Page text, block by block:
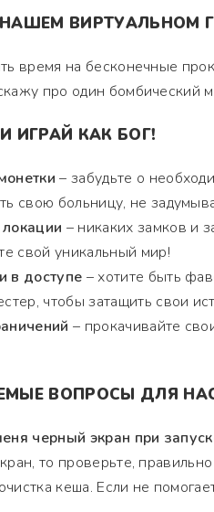
ВИРТУАЛЬНОМ
время на бесконечные
про один бомбический
ИГРАЙ КАК БОГ!
– забудьте о
свою больницу, не
– никаких замков и
свой уникальный мир!
в доступе – хотите быть
чтобы затащить свои
– прокачивайте
ВОПРОСЫ ДЛЯ
черный экран при
то проверьте,
кеша. Если не